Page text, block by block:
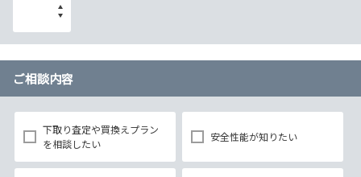
ご相談内容
下取り査定や買換えプラン
を相談したい
安全性能が知りたい